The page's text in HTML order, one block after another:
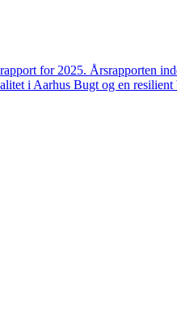
for 2025. Årsrapporten
i Aarhus Bugt og en resilient